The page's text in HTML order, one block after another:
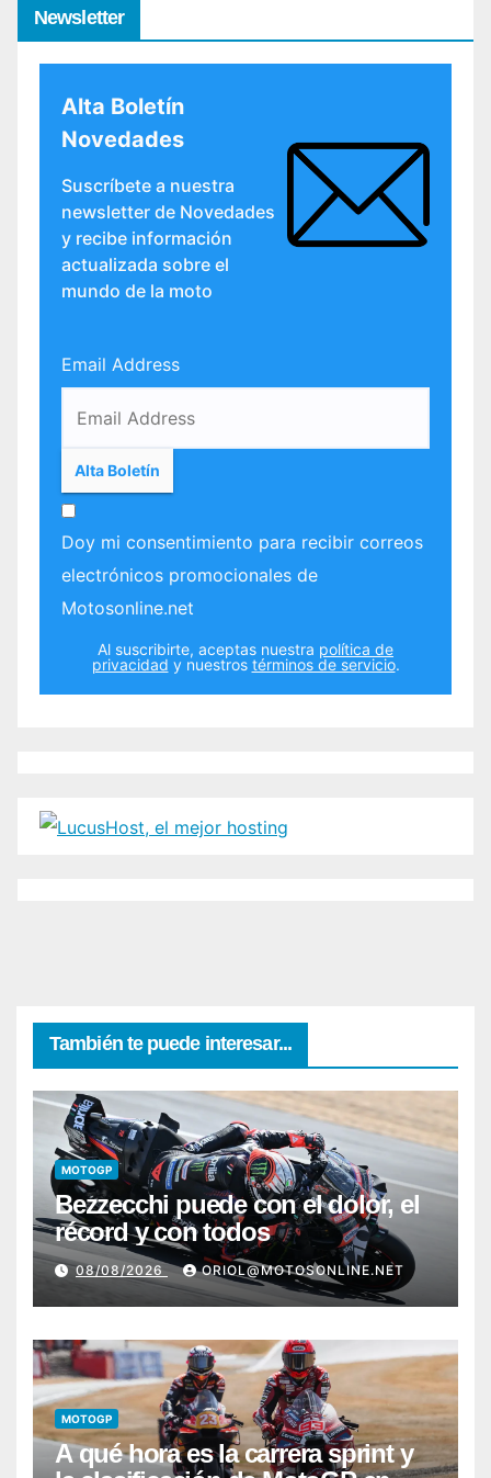
Newsletter
Alta Boletín
Novedades
Suscríbete a nuestra
newsletter de Novedades
y recibe información
actualizada sobre el
mundo de la moto
Email Address
Doy mi consentimiento para recibir correos
electrónicos promocionales de
Motosonline.net
Al suscribirte, aceptas nuestra política de
privacidad y nuestros términos de servicio.
También te puede interesar...
MOTOGP
Bezzecchi puede con el dolor, el
récord y con todos
08/08/2026 ORIOL@MOTOSONLINE.NET
MOTOGP
A qué hora es la carrera sprint y